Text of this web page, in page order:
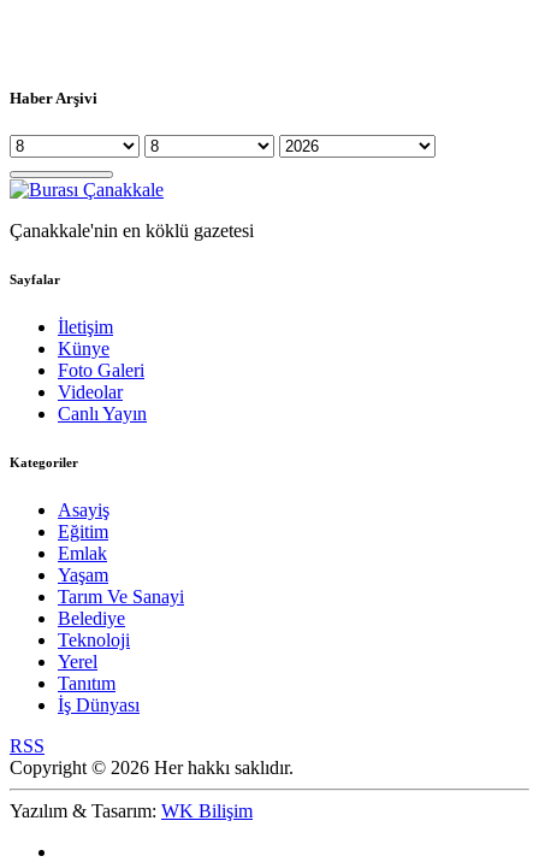
Haber Arşivi
Çanakkale'nin en köklü gazetesi
Sayfalar
İletişim
Künye
Foto Galeri
Videolar
Canlı Yayın
Kategoriler
Asayiş
Eğitim
Emlak
Yaşam
Tarım Ve Sanayi
Belediye
Teknoloji
Yerel
Tanıtım
İş Dünyası
RSS
Copyright © 2026 Her hakkı saklıdır.
Yazılım & Tasarım: WK Bilişim